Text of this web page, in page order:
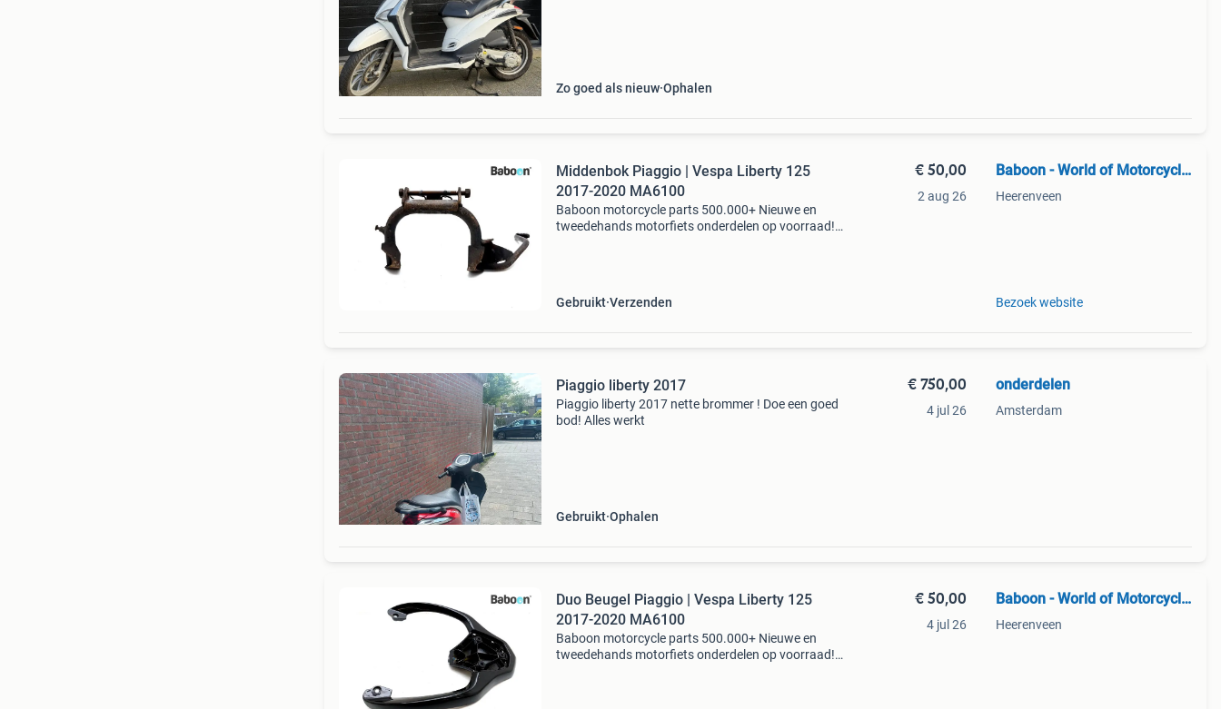
Zo goed als nieuw Ophalen
Middenbok Piaggio | Vespa Liberty 125
2017-2020 MA6100
Baboon motorcycle parts 500.000+ Nieuwe en
tweedehands motorfiets onderdelen op voorraad!
Gebruikt Verzenden
€ 50,00
2 aug 26
Baboon - World of Motorcycle Parts
Heerenveen
Bezoek website
Piaggio liberty 2017
Piaggio liberty 2017 nette brommer ! Doe een goed
bod! Alles werkt
Gebruikt Ophalen
€ 750,00
4 jul 26
onderdelen
Amsterdam
Duo Beugel Piaggio | Vespa Liberty 125
2017-2020 MA6100
Baboon motorcycle parts 500.000+ Nieuwe en
tweedehands motorfiets onderdelen op voorraad!
€ 50,00
4 jul 26
Baboon - World of Motorcycle Parts
Heerenveen